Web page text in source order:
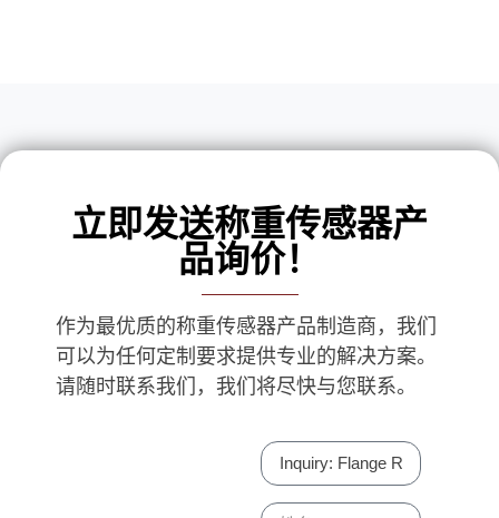
立即发送称重传感器产
品询价！
作为最优质的称重传感器产品制造商，我们
可以为任何定制要求提供专业的解决方案。
请随时联系我们，我们将尽快与您联系。